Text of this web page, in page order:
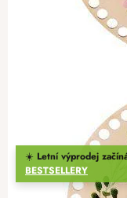
☀️ Letní výprodej
BESTSELLERY